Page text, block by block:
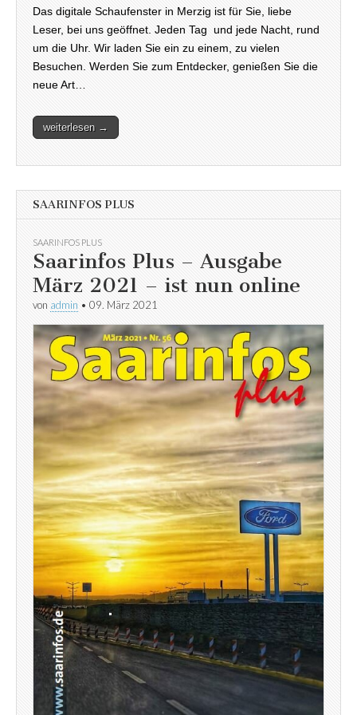
Das digitale Schaufenster in Merzig ist für Sie, liebe
Leser, bei uns geöffnet. Jeden Tag und jede Nacht, rund
um die Uhr. Wir laden Sie ein zu einem, zu vielen
Besuchen. Werden Sie zum Entdecker, genießen Sie die
neue Art…
weiterlesen →
SAARINFOS PLUS
SAARINFOS PLUS
Saarinfos Plus – Ausgabe
März 2021 – ist nun online
von admin • 09. März 2021